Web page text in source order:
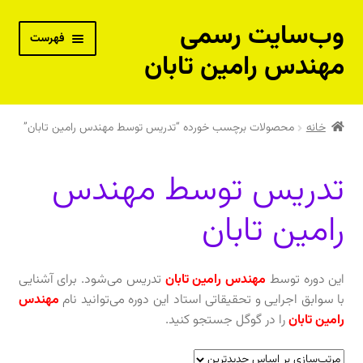
پرش
به
ناوبری
پرش
به
محتوا
وب‌سایت رسمی
مهندس رامین تابان
فهرست
بسته‌های آموزش از راه دور
پکیج جامع مهندس حرفه‌ای تاسیسات – اقساطی
دوره خصوصی و مشاوره فنی با مهندس رامین تابان
کتاب‌های فنی مهندس رامین تابان
کتاب‌های فنی توصیه شده مهندس رامین تابان
خانه محصولات برچسب خورده “تدریس توسط مهندس رامین تابان”
تدریس توسط مهندس
رامین تابان
این دوره توسط مهندس رامین تابان تدریس می‌شود. برای آشنایی
با سوابق اجرایی و تحقیقاتی استاد این دوره می‌توانید نام مهندس
رامین تابانرا در گوگل جستجو کنید.